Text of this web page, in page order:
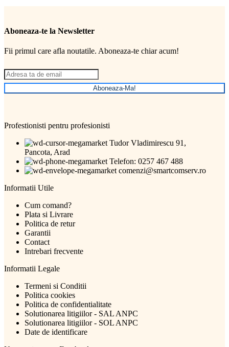
Aboneaza-te la Newsletter
Fii primul care afla noutatile. Aboneaza-te chiar acum!
Aboneaza-Ma!
Profestionisti pentru profesionisti
Tudor Vladimirescu 91,
Pancota, Arad
Telefon: 0257 467 488
comenzi@smartcomserv.ro
Informatii Utile
Cum comand?
Plata si Livrare
Politica de retur
Garantii
Contact
Intrebari frecvente
Informatii Legale
Termeni si Conditii
Politica cookies
Politica de confidentialitate
Solutionarea litigiilor - SAL ANPC
Solutionarea litigiilor - SOL ANPC
Date de identificare